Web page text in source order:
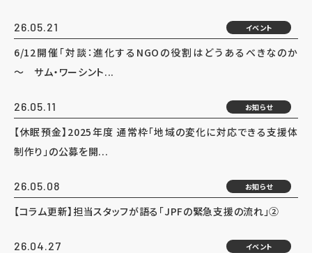
26.05.21 イベント
6/12開催「対談：進化するNGOの役割はどうあるべきなのか
～ サム・ワーシント...
26.05.11 お知らせ
【休眠預金】2025年度 通常枠「地域の変化に対応できる支援体
制作り」の公募を開...
26.05.08 お知らせ
【コラム更新】担当スタッフが語る「JPFの緊急支援の流れ」②
26.04.27 イベント